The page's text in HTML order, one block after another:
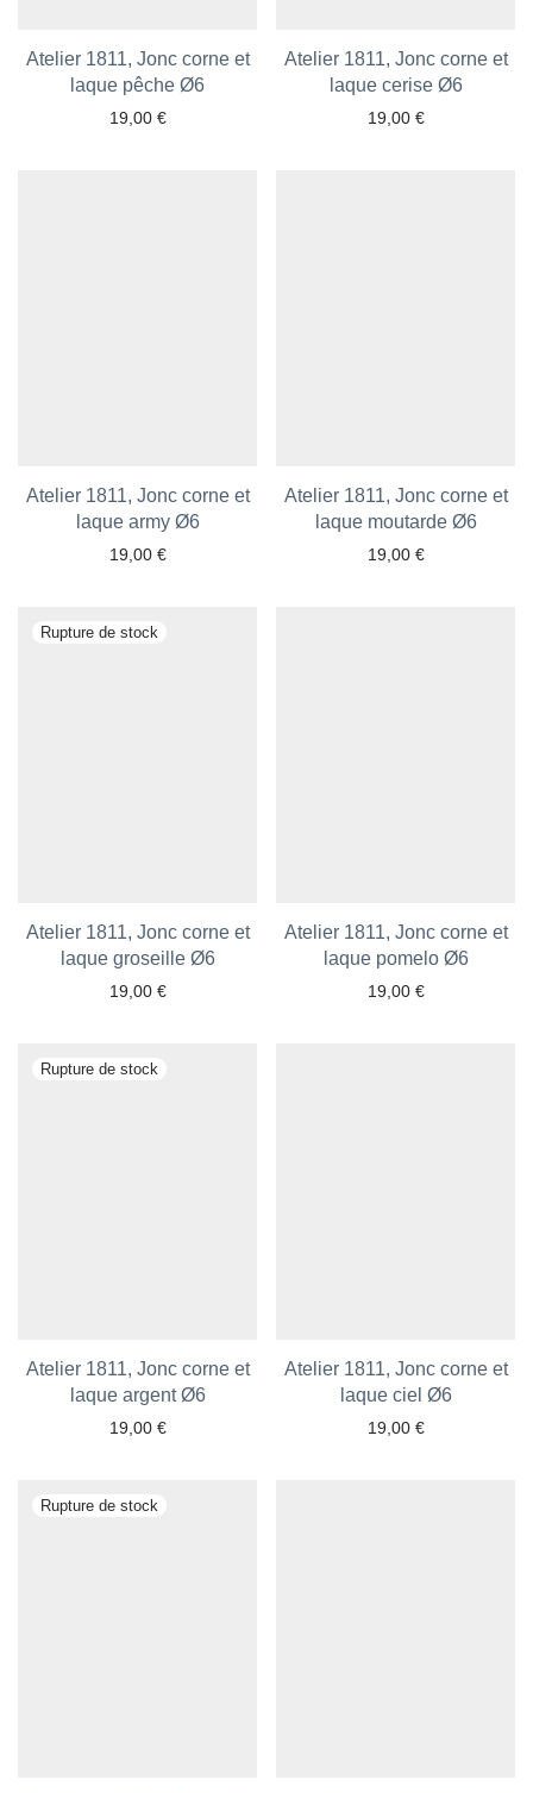
Atelier 1811, Jonc corne et
laque pêche Ø6
19,00 €
Atelier 1811, Jonc corne et
laque cerise Ø6
19,00 €
Atelier 1811, Jonc corne et
laque army Ø6
19,00 €
Atelier 1811, Jonc corne et
laque moutarde Ø6
19,00 €
Atelier 1811, Jonc corne et
laque groseille Ø6
19,00 €
Atelier 1811, Jonc corne et
laque pomelo Ø6
19,00 €
Atelier 1811, Jonc corne et
laque argent Ø6
19,00 €
Atelier 1811, Jonc corne et
laque ciel Ø6
19,00 €